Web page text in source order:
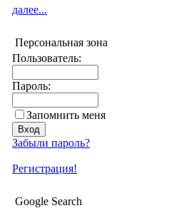
далее...
Персональная зона
Пользователь:
Пароль:
Запомнить меня
Забыли пароль?
Регистрация!
Google Search